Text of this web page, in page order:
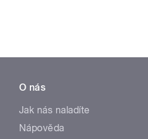
O nás
Jak nás naladíte
Nápověda